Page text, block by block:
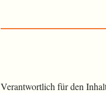
Verantwortlich für den